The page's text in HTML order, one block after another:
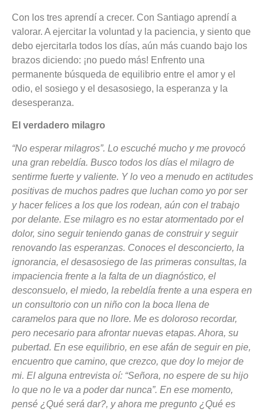
Con los tres aprendí a crecer. Con Santiago aprendí a
valorar. A ejercitar la voluntad y la paciencia, y siento que
debo ejercitarla todos los días, aún más cuando bajo los
brazos diciendo: ¡no puedo más! Enfrento una
permanente búsqueda de equilibrio entre el amor y el
odio, el sosiego y el desasosiego, la esperanza y la
desesperanza.
El verdadero milagro
“No esperar milagros”. Lo escuché mucho y me provocó
una gran rebeldía. Busco todos los días el milagro de
sentirme fuerte y valiente. Y lo veo a menudo en actitudes
positivas de muchos padres que luchan como yo por ser
y hacer felices a los que los rodean, aún con el trabajo
por delante. Ese milagro es no estar atormentado por el
dolor, sino seguir teniendo ganas de construir y seguir
renovando las esperanzas. Conoces el desconcierto, la
ignorancia, el desasosiego de las primeras consultas, la
impaciencia frente a la falta de un diagnóstico, el
desconsuelo, el miedo, la rebeldía frente a una espera en
un consultorio con un niño con la boca llena de
caramelos para que no llore. Me es doloroso recordar,
pero necesario para afrontar nuevas etapas. Ahora, su
pubertad. En ese equilibrio, en ese afán de seguir en pie,
encuentro que camino, que crezco, que doy lo mejor de
mi. El alguna entrevista oí: “Señora, no espere de su hijo
lo que no le va a poder dar nunca”. En ese momento,
pensé ¿Qué será dar?, y ahora me pregunto ¿Qué es